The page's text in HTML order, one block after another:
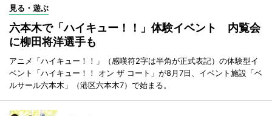
見る・遊ぶ
六本木で「ハイキュー！！」体験イベント 内覧会
に柳田将洋選手も
アニメ「ハイキュー！！」（感嘆符2字は半角が正式表記）の体験型イ
ベント「ハイキュー！！ オン ザ コート」が8月7日、イベント施設「ベ
ルサール六本木」（港区六本木7）で始まる。